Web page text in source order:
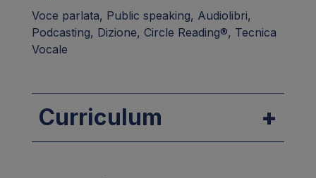
Voce parlata, Public speaking, Audiolibri,
Podcasting, Dizione, Circle Reading®, Tecnica
Vocale
Curriculum